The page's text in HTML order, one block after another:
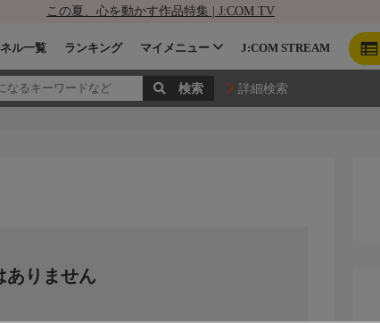
この夏、心を動かす作品特集 | J:COM TV
ル一覧 ランキング マイメニュー J:COM STREAM
詳細検索
ありません